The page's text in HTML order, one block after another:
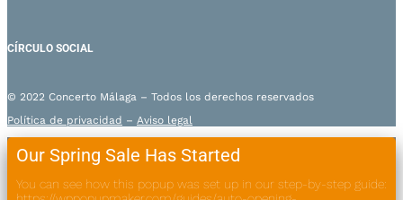
CÍRCULO SOCIAL
© 2022 Concerto Málaga – Todos los derechos reservados
Política de privacidad – Aviso legal
Our Spring Sale Has Started
You can see how this popup was set up in our step-by-step guide: